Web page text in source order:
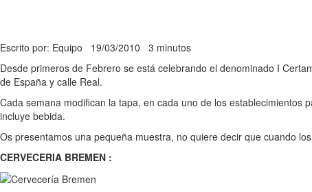
Escrito por: Equipo 19/03/2010 3 minutos
Desde primeros de Febrero se está celebrando el denominado I
de España y calle Real.
Cada semana modifican la tapa, en cada uno de los
incluye bebida.
Os presentamos una pequeña muestra, no quiere decir que cuando
CERVECERIA BREMEN :